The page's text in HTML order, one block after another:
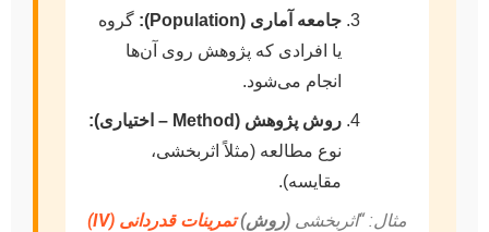
جامعه آماری (Population):
گروه
یا افرادی که پژوهش روی آن‌ها
انجام می‌شود.
روش پژوهش (Method – اختیاری):
نوع مطالعه (مثلاً اثربخشی،
مقایسه).
مثال: “اثربخشی (روش) تمرینات قدردانی (IV)